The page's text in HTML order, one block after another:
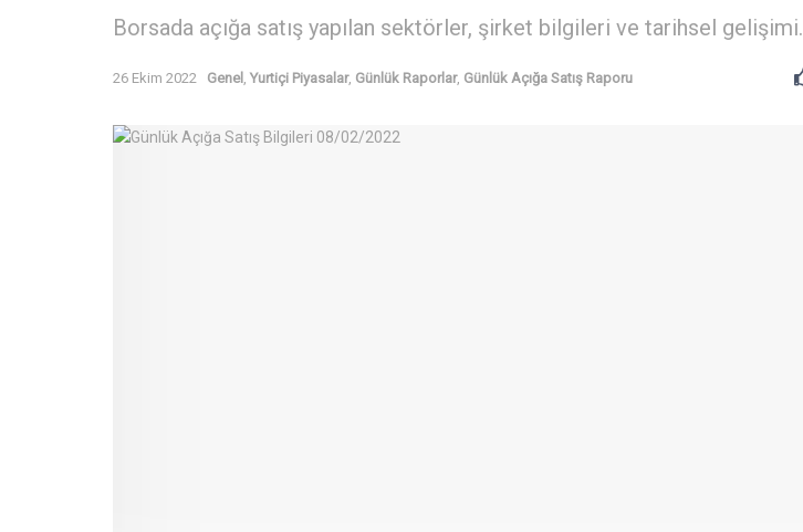
Borsada açığa satış yapılan sektörler, şirket bilgileri ve tarihsel gelişimi.
26 Ekim 2022 Genel Yurtiçi Piyasalar, Günlük Raporlar, Günlük Açığa Satış Raporu